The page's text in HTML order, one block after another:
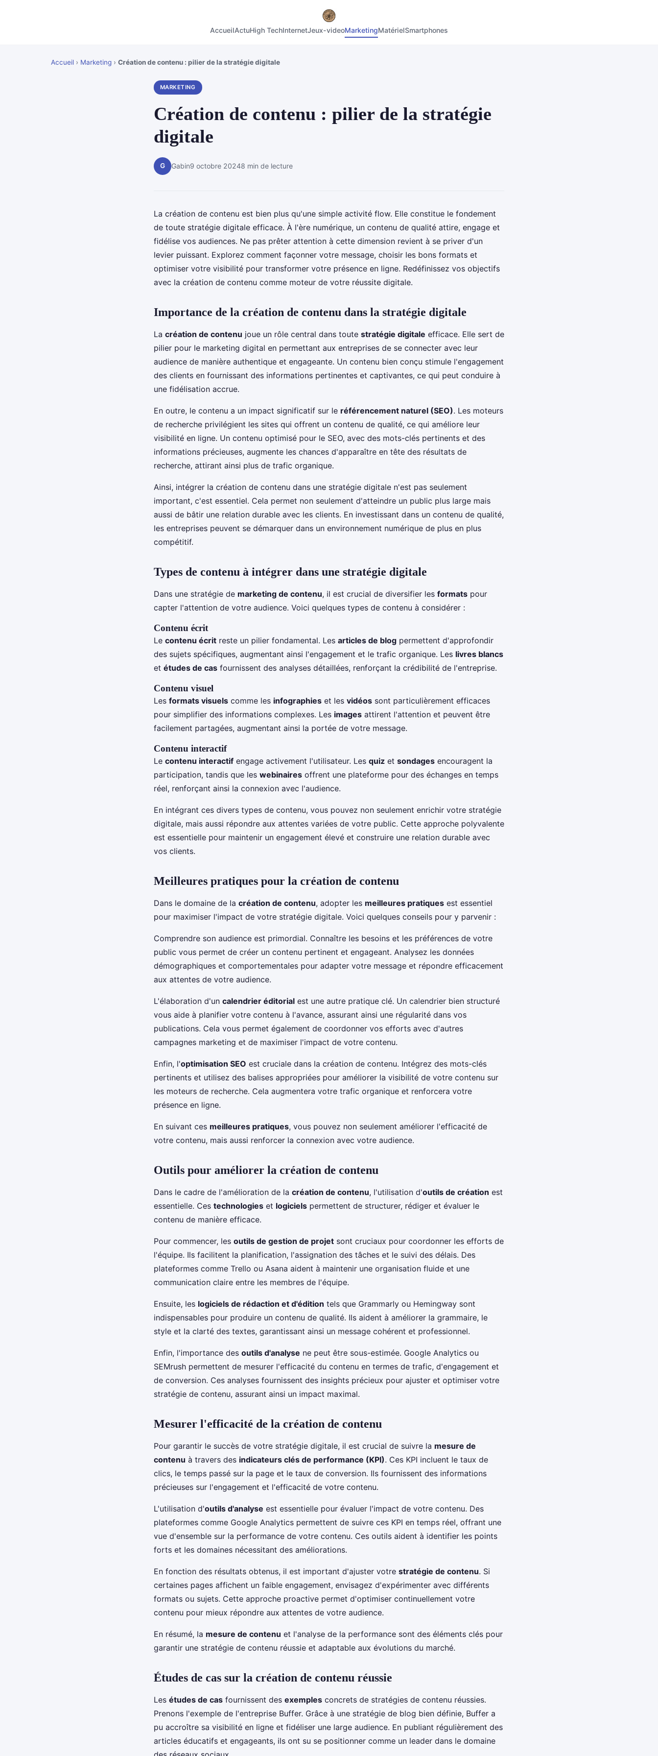
AccueilActuHigh TechInternetJeux-videoMarketingMatérielSmartphones
Accueil › Marketing › Création de contenu : pilier de la stratégie digitale
MARKETING
Création de contenu : pilier de la stratégie
digitale
G Gabin9 octobre 20248 min de lecture
La création de contenu est bien plus qu'une simple activité flow. Elle constitue le fondement
de toute stratégie digitale efficace. À l'ère numérique, un contenu de qualité attire, engage et
fidélise vos audiences. Ne pas prêter attention à cette dimension revient à se priver d'un
levier puissant. Explorez comment façonner votre message, choisir les bons formats et
optimiser votre visibilité pour transformer votre présence en ligne. Redéfinissez vos objectifs
avec la création de contenu comme moteur de votre réussite digitale.
Importance de la création de contenu dans la stratégie digitale
La création de contenu joue un rôle central dans toute stratégie digitale efficace. Elle sert de
pilier pour le marketing digital en permettant aux entreprises de se connecter avec leur
audience de manière authentique et engageante. Un contenu bien conçu stimule l'engagement
des clients en fournissant des informations pertinentes et captivantes, ce qui peut conduire à
une fidélisation accrue.
En outre, le contenu a un impact significatif sur le référencement naturel (SEO). Les moteurs
de recherche privilégient les sites qui offrent un contenu de qualité, ce qui améliore leur
visibilité en ligne. Un contenu optimisé pour le SEO, avec des mots-clés pertinents et des
informations précieuses, augmente les chances d'apparaître en tête des résultats de
recherche, attirant ainsi plus de trafic organique.
Ainsi, intégrer la création de contenu dans une stratégie digitale n'est pas seulement
important, c'est essentiel. Cela permet non seulement d'atteindre un public plus large mais
aussi de bâtir une relation durable avec les clients. En investissant dans un contenu de qualité,
les entreprises peuvent se démarquer dans un environnement numérique de plus en plus
compétitif.
Types de contenu à intégrer dans une stratégie digitale
Dans une stratégie de marketing de contenu, il est crucial de diversifier les formats pour
capter l'attention de votre audience. Voici quelques types de contenu à considérer :
Contenu écrit
Le contenu écrit reste un pilier fondamental. Les articles de blog permettent d'approfondir
des sujets spécifiques, augmentant ainsi l'engagement et le trafic organique. Les livres blancs
et études de cas fournissent des analyses détaillées, renforçant la crédibilité de l'entreprise.
Contenu visuel
Les formats visuels comme les infographies et les vidéos sont particulièrement efficaces
pour simplifier des informations complexes. Les images attirent l'attention et peuvent être
facilement partagées, augmentant ainsi la portée de votre message.
Contenu interactif
Le contenu interactif engage activement l'utilisateur. Les quiz et sondages encouragent la
participation, tandis que les webinaires offrent une plateforme pour des échanges en temps
réel, renforçant ainsi la connexion avec l'audience.
En intégrant ces divers types de contenu, vous pouvez non seulement enrichir votre stratégie
digitale, mais aussi répondre aux attentes variées de votre public. Cette approche polyvalente
est essentielle pour maintenir un engagement élevé et construire une relation durable avec
vos clients.
Meilleures pratiques pour la création de contenu
Dans le domaine de la création de contenu, adopter les meilleures pratiques est essentiel
pour maximiser l'impact de votre stratégie digitale. Voici quelques conseils pour y parvenir :
Comprendre son audience est primordial. Connaître les besoins et les préférences de votre
public vous permet de créer un contenu pertinent et engageant. Analysez les données
démographiques et comportementales pour adapter votre message et répondre efficacement
aux attentes de votre audience.
L'élaboration d'un calendrier éditorial est une autre pratique clé. Un calendrier bien structuré
vous aide à planifier votre contenu à l'avance, assurant ainsi une régularité dans vos
publications. Cela vous permet également de coordonner vos efforts avec d'autres
campagnes marketing et de maximiser l'impact de votre contenu.
Enfin, l'optimisation SEO est cruciale dans la création de contenu. Intégrez des mots-clés
pertinents et utilisez des balises appropriées pour améliorer la visibilité de votre contenu sur
les moteurs de recherche. Cela augmentera votre trafic organique et renforcera votre
présence en ligne.
En suivant ces meilleures pratiques, vous pouvez non seulement améliorer l'efficacité de
votre contenu, mais aussi renforcer la connexion avec votre audience.
Outils pour améliorer la création de contenu
Dans le cadre de l'amélioration de la création de contenu, l'utilisation d'outils de création est
essentielle. Ces technologies et logiciels permettent de structurer, rédiger et évaluer le
contenu de manière efficace.
Pour commencer, les outils de gestion de projet sont cruciaux pour coordonner les efforts de
l'équipe. Ils facilitent la planification, l'assignation des tâches et le suivi des délais. Des
plateformes comme Trello ou Asana aident à maintenir une organisation fluide et une
communication claire entre les membres de l'équipe.
Ensuite, les logiciels de rédaction et d'édition tels que Grammarly ou Hemingway sont
indispensables pour produire un contenu de qualité. Ils aident à améliorer la grammaire, le
style et la clarté des textes, garantissant ainsi un message cohérent et professionnel.
Enfin, l'importance des outils d'analyse ne peut être sous-estimée. Google Analytics ou
SEMrush permettent de mesurer l'efficacité du contenu en termes de trafic, d'engagement et
de conversion. Ces analyses fournissent des insights précieux pour ajuster et optimiser votre
stratégie de contenu, assurant ainsi un impact maximal.
Mesurer l'efficacité de la création de contenu
Pour garantir le succès de votre stratégie digitale, il est crucial de suivre la mesure de
contenu à travers des indicateurs clés de performance (KPI). Ces KPI incluent le taux de
clics, le temps passé sur la page et le taux de conversion. Ils fournissent des informations
précieuses sur l'engagement et l'efficacité de votre contenu.
L'utilisation d'outils d'analyse est essentielle pour évaluer l'impact de votre contenu. Des
plateformes comme Google Analytics permettent de suivre ces KPI en temps réel, offrant une
vue d'ensemble sur la performance de votre contenu. Ces outils aident à identifier les points
forts et les domaines nécessitant des améliorations.
En fonction des résultats obtenus, il est important d'ajuster votre stratégie de contenu. Si
certaines pages affichent un faible engagement, envisagez d'expérimenter avec différents
formats ou sujets. Cette approche proactive permet d'optimiser continuellement votre
contenu pour mieux répondre aux attentes de votre audience.
En résumé, la mesure de contenu et l'analyse de la performance sont des éléments clés pour
garantir une stratégie de contenu réussie et adaptable aux évolutions du marché.
Études de cas sur la création de contenu réussie
Les études de cas fournissent des exemples concrets de stratégies de contenu réussies.
Prenons l'exemple de l'entreprise Buffer. Grâce à une stratégie de blog bien définie, Buffer a
pu accroître sa visibilité en ligne et fidéliser une large audience. En publiant régulièrement des
articles éducatifs et engageants, ils ont su se positionner comme un leader dans le domaine